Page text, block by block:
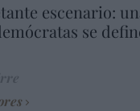
escenario:
se